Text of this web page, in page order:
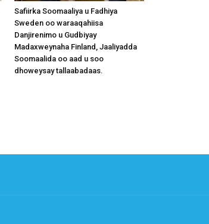
Safiirka Soomaaliya u Fadhiya
Sweden oo waraaqahiisa
Danjirenimo u Gudbiyay
Madaxweynaha Finland, Jaaliyadda
Soomaalida oo aad u soo
dhoweysay tallaabadaas.